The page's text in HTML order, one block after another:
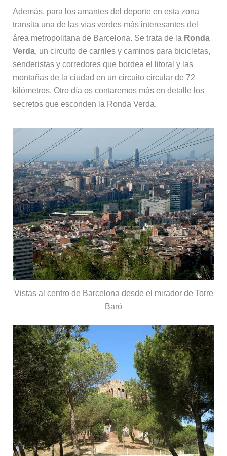
Además, para los amantes del deporte en esta zona
transita una de las vías verdes más interesantes del
área metropolitana de Barcelona. Se trata de la Ronda
Verda, un circuito de carriles y caminos para bicicletas,
senderistas y corredores que bordea el litoral y las
montañas de la ciudad en un circuito circular de 72
kilómetros. Otro día os contaremos más en detalle los
secretos que esconden la Ronda Verda.
Vistas al centro de Barcelona desde el mirador de Torre
Baró